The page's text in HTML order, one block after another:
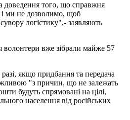
доведення того, що справжня
і ми не дозволимо, щоб
логістику",- заявляють
волонтери вже зібрали майже 57
якщо придбання та передача
"з причин, що не залежать
будуть спрямовані на цілі,
населення від російських